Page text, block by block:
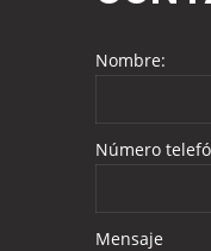
Nombre:
Número
Mensaje